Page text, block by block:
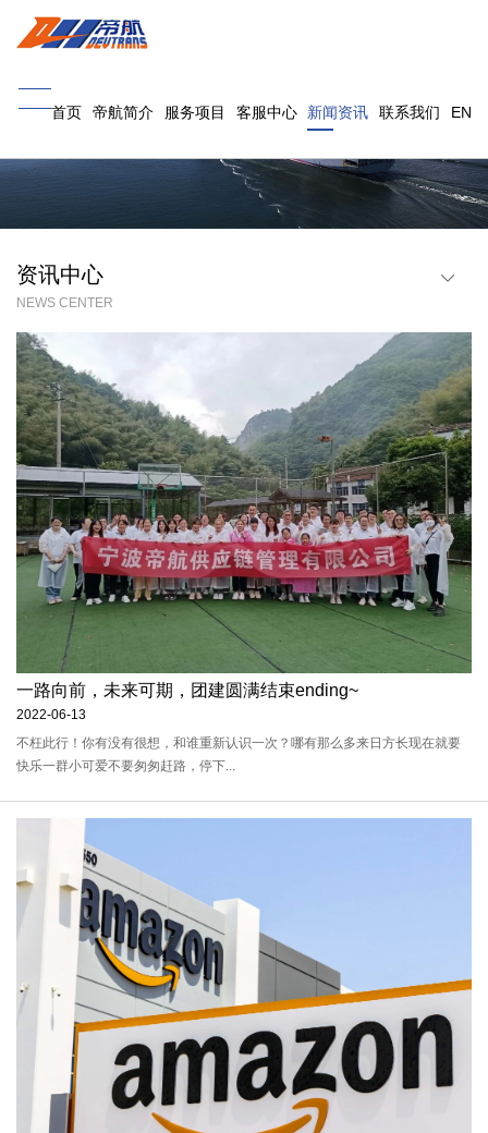
首页 帝航简介 服务项目 客服中心 新闻资讯 联系我们 EN
资讯中心
NEWS CENTER
行业资讯 帝航(宁波)
帝航(深圳)
一路向前，未来可期，团建圆满结束ending~
2022-06-13
不枉此行！你有没有很想，和谁重新认识一次？哪有那么多来日方长现在就要
快乐一群小可爱不要匆匆赶路，停下...